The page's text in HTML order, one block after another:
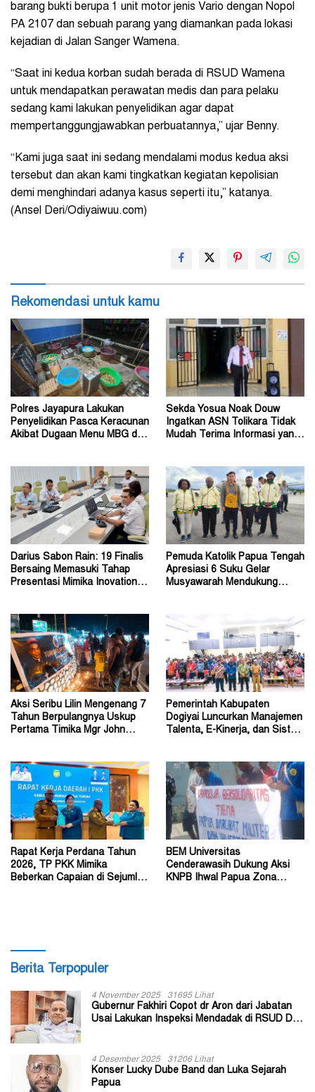
barang bukti berupa 1 unit motor jenis Vario dengan Nopol
PA 2107 dan sebuah parang yang diamankan pada lokasi
kejadian di Jalan Sanger Wamena.
“Saat ini kedua korban sudah berada di RSUD Wamena
untuk mendapatkan perawatan medis dan para pelaku
sedang kami lakukan penyelidikan agar dapat
mempertanggungjawabkan perbuatannya,” ujar Benny.
“Kami juga saat ini sedang mendalami modus kedua aksi
tersebut dan akan kami tingkatkan kegiatan kepolisian
demi menghindari adanya kasus seperti itu,” katanya.
(Ansel Deri/Odiyaiwuu.com)
Rekomendasi untuk kamu
Polres Jayapura Lakukan
Penyelidikan Pasca Keracunan
Akibat Dugaan Menu MBG di
Sekda Yosua Noak Douw
Ingatkan ASN Tolikara Tidak
Mudah Terima Informasi yang
Darius Sabon Rain: 19 Finalis
Bersaing Memasuki Tahap
Presentasi Mimika Inovation
Pemuda Katolik Papua Tengah
Apresiasi 6 Suku Gelar
Musyawarah Mendukung
Aksi Seribu Lilin Mengenang 7
Tahun Berpulangnya Uskup
Pertama Timika Mgr John
Pemerintah Kabupaten
Dogiyai Luncurkan Manajemen
Talenta, E-Kinerja, dan Sistem
Rapat Kerja Perdana Tahun
2026, TP PKK Mimika
Beberkan Capaian di Sejumlah
BEM Universitas
Cenderawasih Dukung Aksi
KNPB Ihwal Papua Zona
Berita Terpopuler
4 November 2025 31695 Lihat
Gubernur Fakhiri Copot dr Aron dari Jabatan
Usai Lakukan Inspeksi Mendadak di RSUD Dok
4 Desember 2025 31206 Lihat
Konser Lucky Dube Band dan Luka Sejarah
Papua